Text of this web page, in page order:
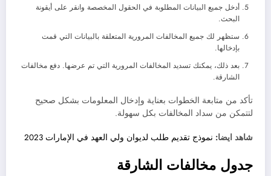
أدخل جميع البيانات المطلوبة في الحقول المخصصة وانقر على أيقونة
البحث.
ستظهر لك جميع المخالفات المرورية المتعلقة بالبيانات التي قمت
بإدخالها.
بعد ذلك، يمكنك تسديد المخالفات المرورية التي تم عرضها. دفع مخالفات
الشارقة.
تأكد من متابعة الخطوات بعناية وإدخال المعلومات بشكل صحيح
لتتمكن من سداد المخالفات بكل سهولة.
شاهد ايضا: نموذج تقديم طلب لديوان ولي العهد في الإمارات 2023
جدول مخالفات الشارقة